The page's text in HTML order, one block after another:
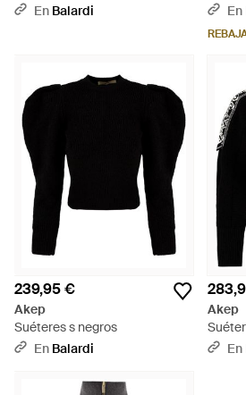
En Balardi
En
239,95 €
Akep
Suéteres s negros
En Balardi
Akep
En